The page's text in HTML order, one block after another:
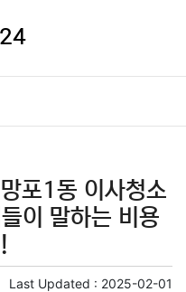
포1동 이사청소
이 말하는 비용
Last Updated : 2025-02-01